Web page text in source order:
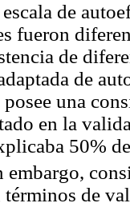
de
fueron
de
de
una
en la
50%
embargo,
términos de